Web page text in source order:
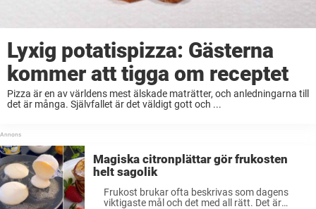
Lyxig potatispizza: Gästerna
kommer att tigga om receptet
Pizza är en av världens mest älskade maträtter, och anledningarna till
det är många. Självfallet är det väldigt gott och ...
Magiska citronplättar gör frukosten
helt sagolik
Frukost brukar ofta beskrivas som dagens
viktigaste mål och det med all rätt. Det är